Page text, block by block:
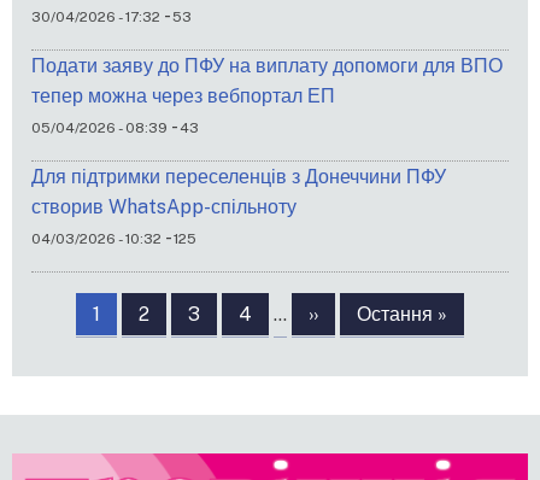
30/04/2026 - 17:32 -53
Подати заяву до ПФУ на виплату допомоги для ВПО
тепер можна через вебпортал ЕП
05/04/2026 - 08:39 - 43
Для підтримки переселенців з Донеччини ПФУ
створив WhatsApp-спільноту
04/03/2026 - 10:32 -125
Розбивка
сторінки
Сторінка
1 Сторінка
2 Сторінка
3 Сторінка
4 …
Наступна
сторінка
››
Остання
сторінка
Остання »